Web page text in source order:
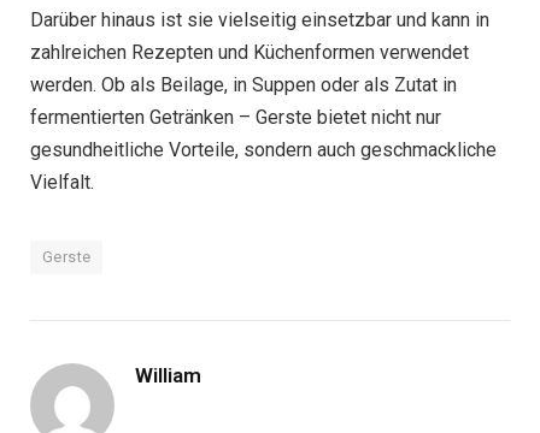
Darüber hinaus ist sie vielseitig einsetzbar und kann in
zahlreichen Rezepten und Küchenformen verwendet
werden. Ob als Beilage, in Suppen oder als Zutat in
fermentierten Getränken – Gerste bietet nicht nur
gesundheitliche Vorteile, sondern auch geschmackliche
Vielfalt.
Gerste
William